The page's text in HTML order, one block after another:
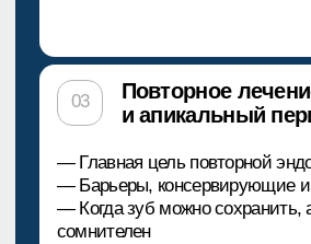
Александр Леонидович Минаков
Врач-стоматолог-терапевт
Окончил Крымский государственный
медицинский университет
им. С. И. Георгиевского в 2007 году
Постдипломное образование у ведущих